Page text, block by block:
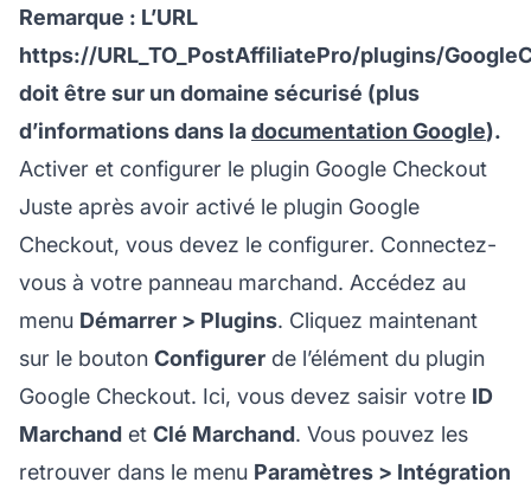
Remarque : L’URL
https://URL_TO_PostAffiliatePro/plugins/
doit être sur un domaine sécurisé (plus
d’informations dans ladocumentation Google).
Activer et configurer le plugin Google Checkout
Juste après avoir activé le plugin Google
Checkout, vous devez le configurer. Connectez-
vous à votre panneau marchand. Accédez au
menu Démarrer > Plugins. Cliquez maintenant
sur le bouton Configurer de l’élément du plugin
Google Checkout. Ici, vous devez saisir votre ID
Marchand et Clé Marchand. Vous pouvez les
retrouver dans le menu Paramètres > Intégration